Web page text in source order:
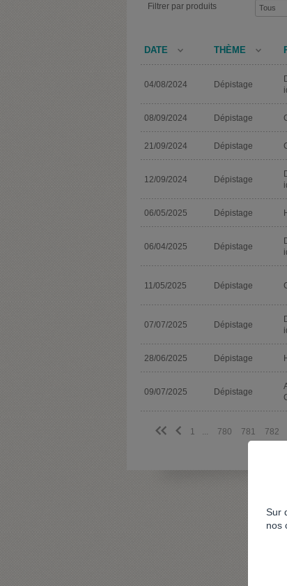
Filtrer par produits
DATE THÈME
04/08/2024 Dépistage
08/09/2024 Dépistage
21/09/2024 Dépistage
12/09/2024 Dépistage
06/05/2025 Dépistage
06/04/2025 Dépistage
11/05/2025 Dépistage
07/07/2025 Dépistage
28/06/2025 Dépistage
09/07/2025 Dépistage
<< < 1 780 781 782
Sur
nos